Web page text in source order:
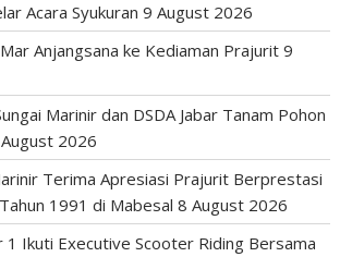
Acara Syukuran 9 August 2026
Anjangsana ke Kediaman Prajurit 9
Marinir dan DSDA Jabar Tanam Pohon
2026
Terima Apresiasi Prajurit Berprestasi
1991 di Mabesal 8 August 2026
1 Ikuti Executive Scooter Riding Bersama